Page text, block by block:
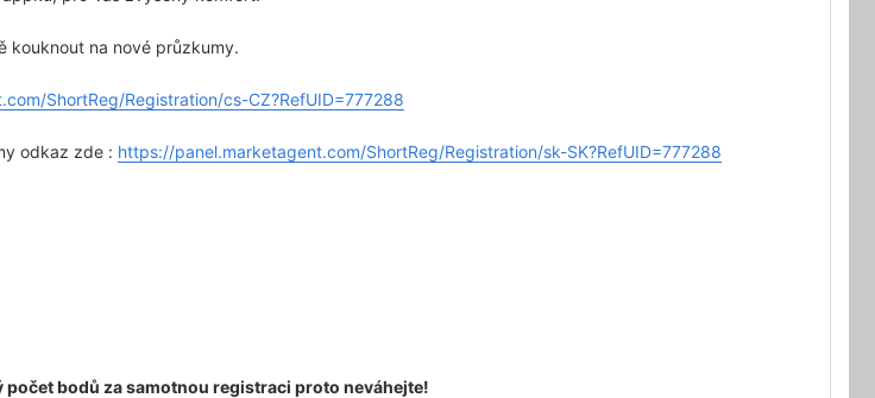
kouknout na nové průzkumy.
ShortReg/Registration/cs-CZ?RefUID=777288
odkaz zde : https://panel.marketagent.com/ShortReg/Registration/sk-SK?RefUID=777288
počet bodů za samotnou registraci proto neváhejte!